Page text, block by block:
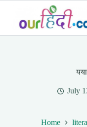
content
July
Home